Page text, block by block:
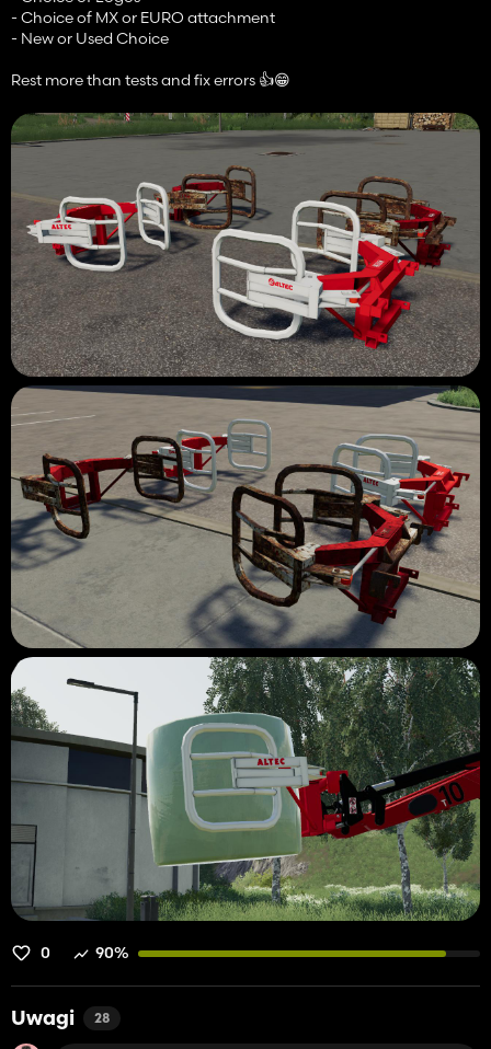
- Choice of MX or EURO attachment
- New or Used Choice
Rest more than tests and fix errors 👍😁
0 90%
Uwagi 28